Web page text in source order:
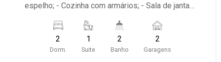
espelho; - Cozinha com armários; - Sala de jantar
vagas de garagem; - Sacada; - iluminação; -
Próximo ao Diones Pizzas e Esfirras, Sesh
Planet Pods, ilha do sol beach sports
2
Dorm.
1
Suite
2
Banho
2
Garagens